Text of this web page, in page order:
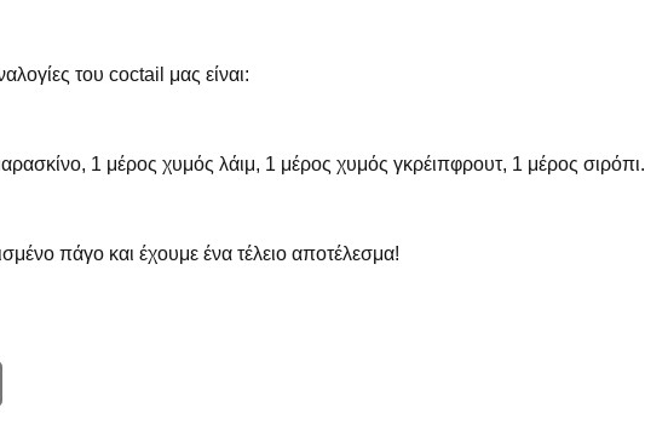
του coctail μας είναι:
1 μέρος χυμός λάιμ, 1 μέρος χυμός γκρέιπφρουτ, 1 μέρος σιρόπι.
πάγο και έχουμε ένα τέλειο αποτέλεσμα!